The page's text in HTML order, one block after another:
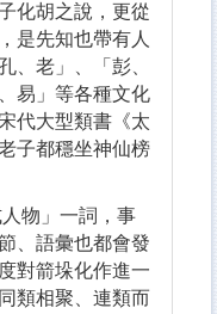
化胡之說，更從
是先知也帶有人
、老」、「彭、
易」等各種文化
代大型類書《太
子都穩坐神仙榜
物」一詞，事
、語彙也都會發
對箭垛化作進一
類相聚、連類而